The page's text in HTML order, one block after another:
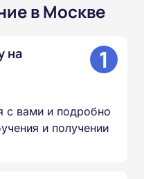
в Москве
на
1
с вами и подробно
и получении